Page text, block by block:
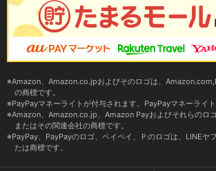
Amazon、Amazon.co.jpおよびそのロゴは、
の商標です。
PayPayマネーライトが付与されます。PayPayマネーライト
Amazon、Amazon.co.jp、Amazon Payおよびそれらのロ
またはその関連会社の商標です。
PayPay、PayPayのロゴ、ペイペイ、Ｐのロゴは、LINEヤ
たは商標です。